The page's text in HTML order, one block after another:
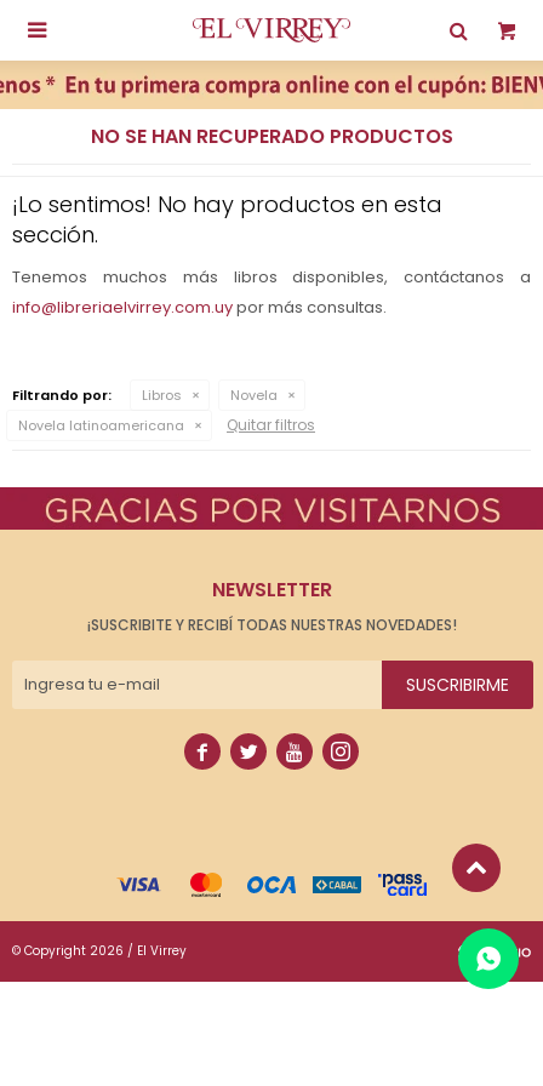

NO SE HAN RECUPERADO PRODUCTOS
¡Lo sentimos! No hay productos en esta
sección.
Tenemos muchos más libros disponibles, contáctanos a
info@libreriaelvirrey.com.uypor más consultas.
Filtrando por: Libros
Novela
Novela latinoamericana
Quitar filtros
NEWSLETTER
¡SUSCRIBITE Y RECIBÍ TODAS NUESTRAS NOVEDADES!
SUSCRIBIRME
   
© Copyright 2026 / El Virrey